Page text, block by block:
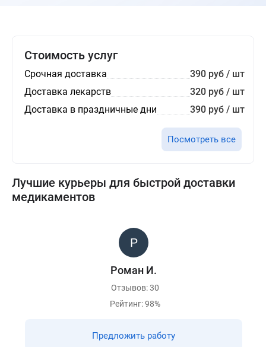
Стоимость услуг
Срочная доставка
390 руб / шт
Доставка лекарств
320 руб / шт
Доставка в праздничные дни
390 руб / шт
Посмотреть все
Лучшие курьеры для быстрой доставки
медикаментов
Роман И.
Отзывов: 30
Рейтинг: 98%
Предложить работу